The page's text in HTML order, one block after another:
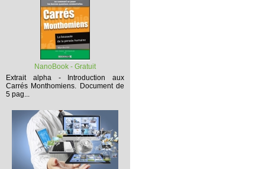
NanoBook - Gratuit
Extrait alpha - Introduction aux
Carrés Monthomiens. Document de
5 pag...